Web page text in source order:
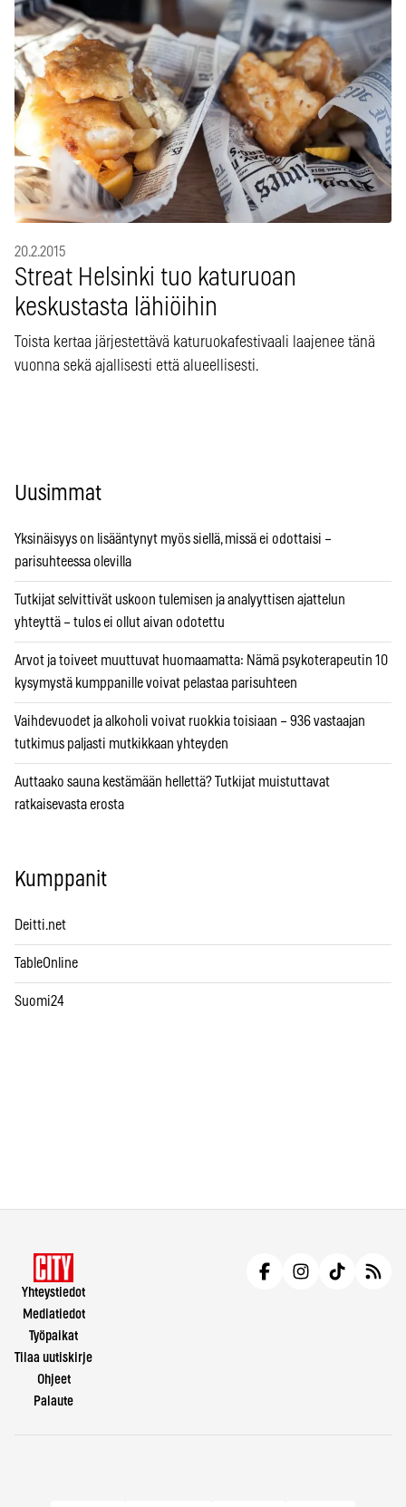
20.2.2015
Streat Helsinki tuo katuruoan
keskustasta lähiöihin
Toista kertaa järjestettävä katuruokafestivaali laajenee tänä
vuonna sekä ajallisesti että alueellisesti.
Uusimmat
Yksinäisyys on lisääntynyt myös siellä, missä ei odottaisi –
parisuhteessa olevilla
Tutkijat selvittivät uskoon tulemisen ja analyyttisen ajattelun
yhteyttä – tulos ei ollut aivan odotettu
Arvot ja toiveet muuttuvat huomaamatta: Nämä psykoterapeutin 10
kysymystä kumppanille voivat pelastaa parisuhteen
Vaihdevuodet ja alkoholi voivat ruokkia toisiaan – 936 vastaajan
tutkimus paljasti mutkikkaan yhteyden
Auttaako sauna kestämään hellettä? Tutkijat muistuttavat
ratkaisevasta erosta
Kumppanit
Deitti.net
TableOnline
Suomi24
Yhteystiedot
Mediatiedot
Työpaikat
Tilaa uutiskirje
Ohjeet
Palaute